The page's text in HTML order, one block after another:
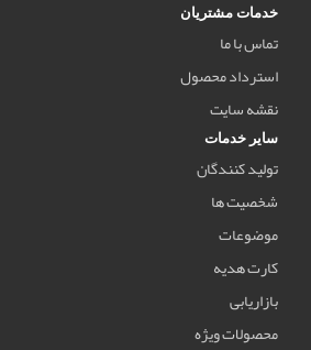
خدمات مشتریان
تماس با ما
استرداد محصول
نقشه سایت
سایر خدمات
تولید کنندگان
شخصیت ها
موضوعات
کارت هدیه
بازاریابی
محصولات ویژه